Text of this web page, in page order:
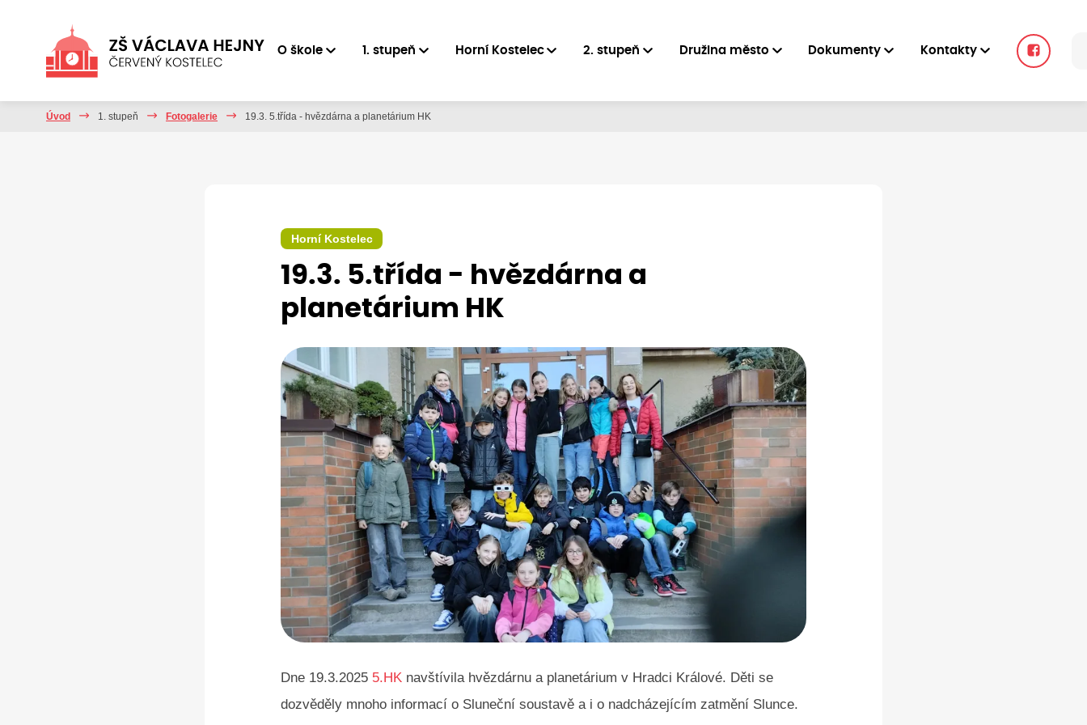
O škole 1. stupeň Horní Kostelec 2. stupeň Družina město Dokumenty Kontakty
Úvod 1. stupeň Fotogalerie 19.3. 5.třída - hvězdárna a planetárium HK
Horní Kostelec
19.3. 5.třída - hvězdárna a
planetárium HK
Dne 19.3.2025 5.HK navštívila hvězdárnu a planetárium v Hradci Králové. Děti se
dozvěděly mnoho informací o Sluneční soustavě a i o nadcházejícím zatmění Slunce.